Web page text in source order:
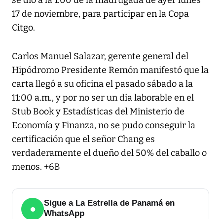
17 de noviembre, para participar en la Copa
Citgo.
Carlos Manuel Salazar, gerente general del
Hipódromo Presidente Remón manifestó que la
carta llegó a su oficina el pasado sábado a la
11:00 a.m., y por no ser un día laborable en el
Stub Book y Estadísticas del Ministerio de
Economía y Finanza, no se pudo conseguir la
certificación que el señor Chang es
verdaderamente el dueño del 50% del caballo o
menos. +6B
●
Sigue a La Estrella de Panamá en
WhatsApp